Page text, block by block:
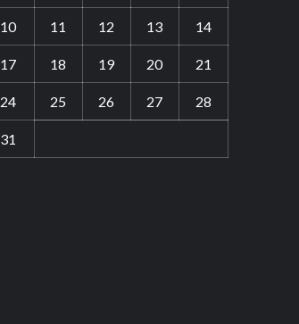
10 11 12 13 14
17 18 19 20 21
24 25 26 27 28
31